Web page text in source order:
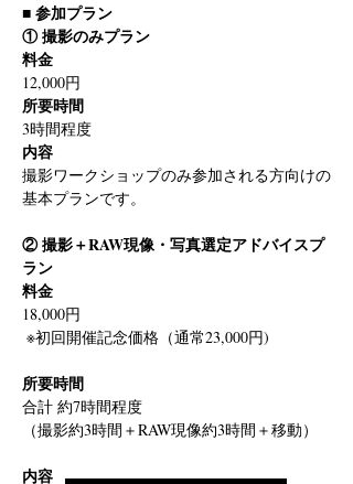
■ 参加プラン
① 撮影のみプラン
料金
12,000円
所要時間
3時間程度
内容
撮影ワークショップのみ参加される方向けの
基本プランです。
② 撮影＋RAW現像・写真選定アドバイスプ
ラン
料金
18,000円
※初回開催記念価格（通常23,000円)
所要時間
合計 約7時間程度
（撮影約3時間＋RAW現像約3時間＋移動）
内容